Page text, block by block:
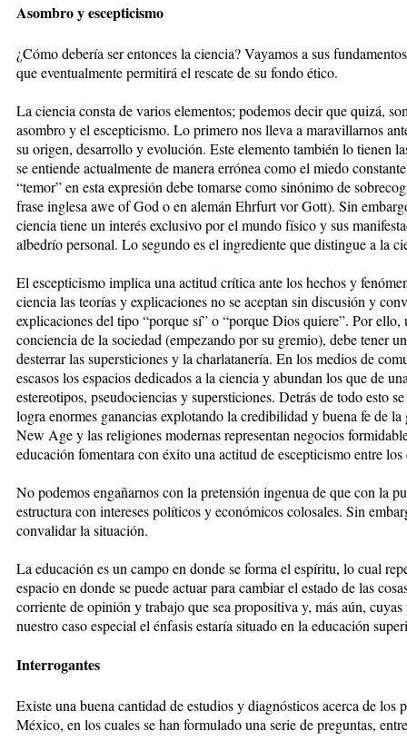
Asombro y escepticismo
¿Cómo debería ser entonces la ciencia? Vayamos a sus
que eventualmente permitirá el rescate de su fondo ético.
La ciencia consta de varios elementos; podemos decir que quizá,
asombro y el escepticismo. Lo primero nos lleva a maravillarnos
su origen, desarrollo y evolución. Este elemento también lo tienen
se entiende actualmente de manera errónea como el miedo
“temor” en esta expresión debe tomarse como sinónimo de
frase inglesa awe of God o en alemán Ehrfurt vor Gott). Sin
ciencia tiene un interés exclusivo por el mundo físico y sus
albedrío personal. Lo segundo es el ingrediente que distingue a la
El escepticismo implica una actitud crítica ante los hechos y
ciencia las teorías y explicaciones no se aceptan sin discusión y
explicaciones del tipo “porque sí” o “porque Dios quiere”. Por
conciencia de la sociedad (empezando por su gremio), debe tener
desterrar las supersticiones y la charlatanería. En los medios de
escasos los espacios dedicados a la ciencia y abundan los que de
estereotipos, pseudociencias y supersticiones. Detrás de todo esto
logra enormes ganancias explotando la credibilidad y buena fe de
New Age y las religiones modernas representan negocios
educación fomentara con éxito una actitud de escepticismo entre los
No podemos engañarnos con la pretensión ingenua de que con la
estructura con intereses políticos y económicos colosales. Sin
convalidar la situación.
La educación es un campo en donde se forma el espíritu, lo cual
espacio en donde se puede actuar para cambiar el estado de las
corriente de opinión y trabajo que sea propositiva y, más aún,
nuestro caso especial el énfasis estaría situado en la educación
Interrogantes
Existe una buena cantidad de estudios y diagnósticos acerca de los
México, en los cuales se han formulado una serie de preguntas,